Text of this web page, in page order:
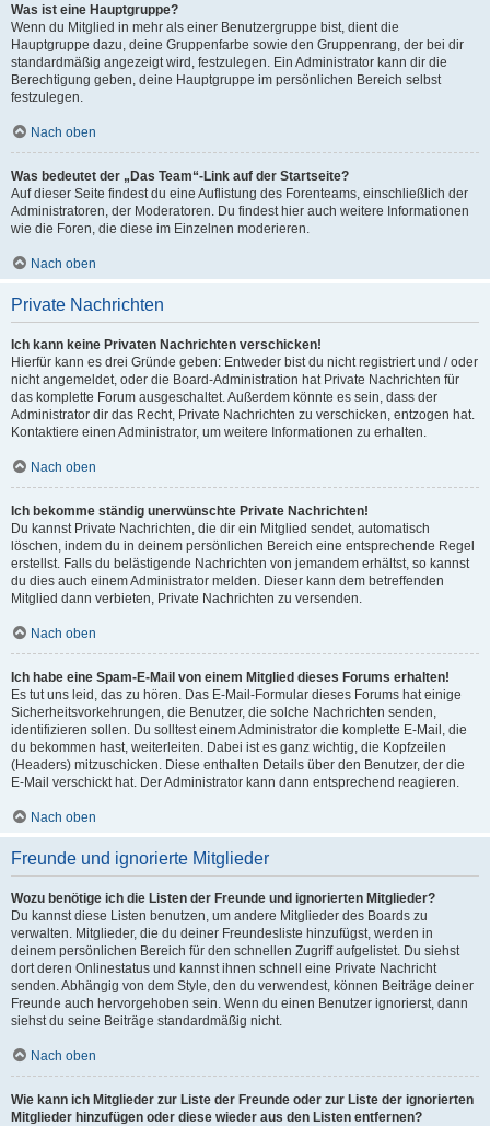
Was ist eine Hauptgruppe?
Wenn du Mitglied in mehr als einer Benutzergruppe bist, dient die
Hauptgruppe dazu, deine Gruppenfarbe sowie den Gruppenrang, der bei dir
standardmäßig angezeigt wird, festzulegen. Ein Administrator kann dir die
Berechtigung geben, deine Hauptgruppe im persönlichen Bereich selbst
festzulegen.
Nach oben
Was bedeutet der „Das Team“-Link auf der Startseite?
Auf dieser Seite findest du eine Auflistung des Forenteams, einschließlich der
Administratoren, der Moderatoren. Du findest hier auch weitere Informationen
wie die Foren, die diese im Einzelnen moderieren.
Nach oben
Private Nachrichten
Ich kann keine Privaten Nachrichten verschicken!
Hierfür kann es drei Gründe geben: Entweder bist du nicht registriert und / oder
nicht angemeldet, oder die Board-Administration hat Private Nachrichten für
das komplette Forum ausgeschaltet. Außerdem könnte es sein, dass der
Administrator dir das Recht, Private Nachrichten zu verschicken, entzogen hat.
Kontaktiere einen Administrator, um weitere Informationen zu erhalten.
Nach oben
Ich bekomme ständig unerwünschte Private Nachrichten!
Du kannst Private Nachrichten, die dir ein Mitglied sendet, automatisch
löschen, indem du in deinem persönlichen Bereich eine entsprechende Regel
erstellst. Falls du belästigende Nachrichten von jemandem erhältst, so kannst
du dies auch einem Administrator melden. Dieser kann dem betreffenden
Mitglied dann verbieten, Private Nachrichten zu versenden.
Nach oben
Ich habe eine Spam-E-Mail von einem Mitglied dieses Forums erhalten!
Es tut uns leid, das zu hören. Das E-Mail-Formular dieses Forums hat einige
Sicherheitsvorkehrungen, die Benutzer, die solche Nachrichten senden,
identifizieren sollen. Du solltest einem Administrator die komplette E-Mail, die
du bekommen hast, weiterleiten. Dabei ist es ganz wichtig, die Kopfzeilen
(Headers) mitzuschicken. Diese enthalten Details über den Benutzer, der die
E-Mail verschickt hat. Der Administrator kann dann entsprechend reagieren.
Nach oben
Freunde und ignorierte Mitglieder
Wozu benötige ich die Listen der Freunde und ignorierten Mitglieder?
Du kannst diese Listen benutzen, um andere Mitglieder des Boards zu
verwalten. Mitglieder, die du deiner Freundesliste hinzufügst, werden in
deinem persönlichen Bereich für den schnellen Zugriff aufgelistet. Du siehst
dort deren Onlinestatus und kannst ihnen schnell eine Private Nachricht
senden. Abhängig von dem Style, den du verwendest, können Beiträge deiner
Freunde auch hervorgehoben sein. Wenn du einen Benutzer ignorierst, dann
siehst du seine Beiträge standardmäßig nicht.
Nach oben
Wie kann ich Mitglieder zur Liste der Freunde oder zur Liste der ignorierten
Mitglieder hinzufügen oder diese wieder aus den Listen entfernen?